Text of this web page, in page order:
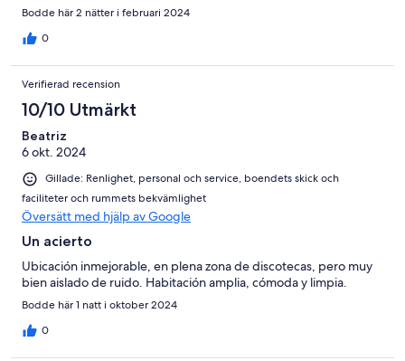
Bodde här 2 nätter i februari 2024
0
Verifierad recension
10/10 Utmärkt
Beatriz
6 okt. 2024
Gillade: Renlighet, personal och service, boendets skick och
faciliteter och rummets bekvämlighet
Översätt med hjälp av Google
Un acierto
Ubicación inmejorable, en plena zona de discotecas, pero muy
bien aislado de ruido. Habitación amplia, cómoda y limpia.
Bodde här 1 natt i oktober 2024
0